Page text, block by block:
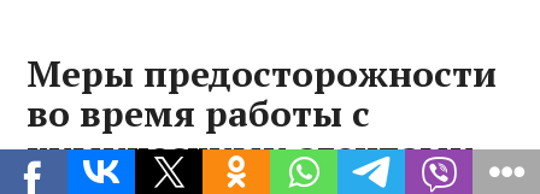
Меры предосторожности
во время работы с
химическими агентами